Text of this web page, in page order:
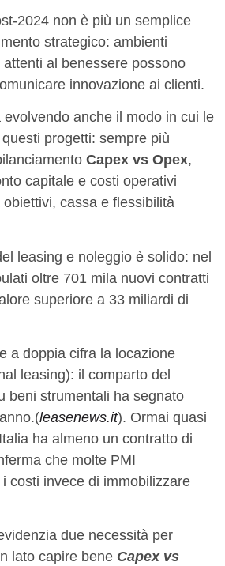
2024 non è più un semplice
strategico: ambienti
al benessere possono
innovazione ai clienti.
anche il modo in cui le
progetti: sempre più
Capex vs Opex,
capitale e costi operativi
cassa e flessibilità
leasing e noleggio è solido: nel
oltre 701 mila nuovi contratti
superiore a 33 miliardi di
a doppia cifra la locazione
leasing): il comparto del
beni strumentali ha segnato
leasenews.it). Ormai quasi
ha almeno un contratto di
che molte PMI
costi invece di immobilizzare
due necessità per
lato capire bene Capex vs